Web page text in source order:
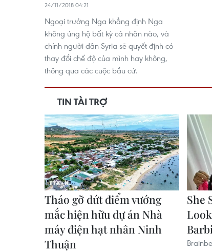
24/11/2018 04:21
Ngoại trưởng Nga khẳng định Nga
không ủng hộ bất kỳ cá nhân nào, và
chính người dân Syria sẽ quyết định có
thay đổi chế độ của mình hay không,
thông qua các cuộc bầu cử.